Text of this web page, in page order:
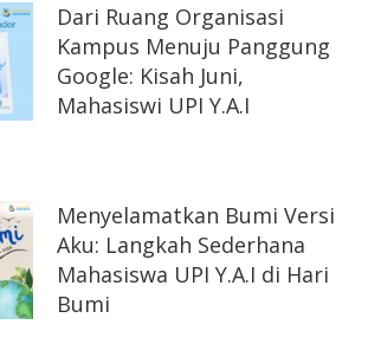
Dari Ruang Organisasi
Kampus Menuju Panggung
Google: Kisah Juni,
Mahasiswi UPI Y.A.I
Menyelamatkan Bumi Versi
Aku: Langkah Sederhana
Mahasiswa UPI Y.A.I di Hari
Bumi